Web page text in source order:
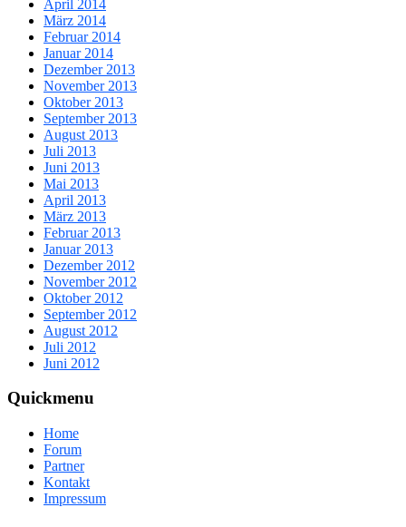
April 2014
März 2014
Februar 2014
Januar 2014
Dezember 2013
November 2013
Oktober 2013
September 2013
August 2013
Juli 2013
Juni 2013
Mai 2013
April 2013
März 2013
Februar 2013
Januar 2013
Dezember 2012
November 2012
Oktober 2012
September 2012
August 2012
Juli 2012
Juni 2012
Quickmenu
Home
Forum
Partner
Kontakt
Impressum